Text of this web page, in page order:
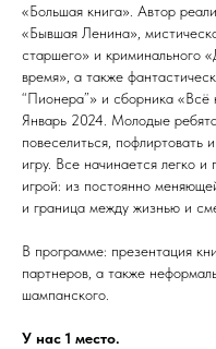
«Большая книга». Автор
«Бывшая Ленина»,
старшего» и криминального
время», а также
“Пионера”» и сборника «Всё
Январь 2024. Молодые
повеселиться,
игру. Все начинается легко
игрой: из постоянно
и граница между жизнью и
В программе: презентация
партнеров, а также
шампанского.
У нас 1 место.